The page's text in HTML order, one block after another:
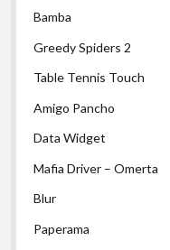
Bamba
Greedy Spiders 2
Table Tennis Touch
Amigo Pancho
Data Widget
Mafia Driver – Omerta
Blur
Paperama